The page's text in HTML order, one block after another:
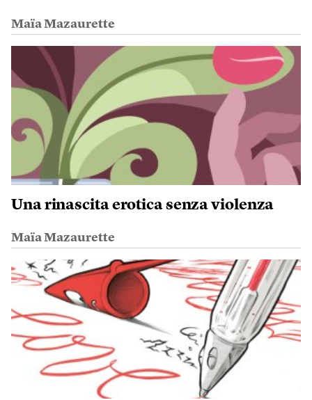
Maïa Mazaurette
Una rinascita erotica senza violenza
Maïa Mazaurette